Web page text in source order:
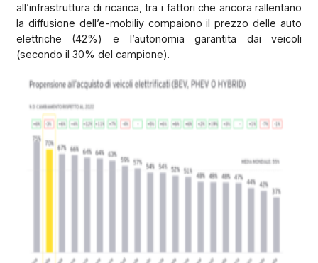
all’infrastruttura di ricarica, tra i fattori che ancora rallentano
la diffusione dell’e-mobiliy compaiono il prezzo delle auto
elettriche (42%) e l’autonomia garantita dai veicoli
(secondo il 30% del campione).